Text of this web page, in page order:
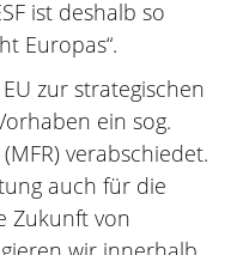
ist deshalb so
Europas“.
zur strategischen
ein sog.
verabschiedet.
auch für die
Zukunft von